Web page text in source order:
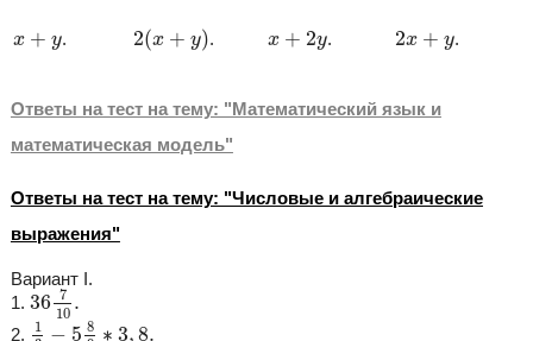
x + y
x+y . 2(x + y)
2(x+ y ) . x + 2y
x+ 2 y . 2x + y
2x+y .
Ответы на тест на тему: "Математический язык и
математическая модель"
Ответы на тест на тему: "Числовые и алгебраические
выражения"
Вариант I.
1. 36 7
10 .
36710.
2.
1
− 5 8
∗ 3,8.
1 −589 3 8.